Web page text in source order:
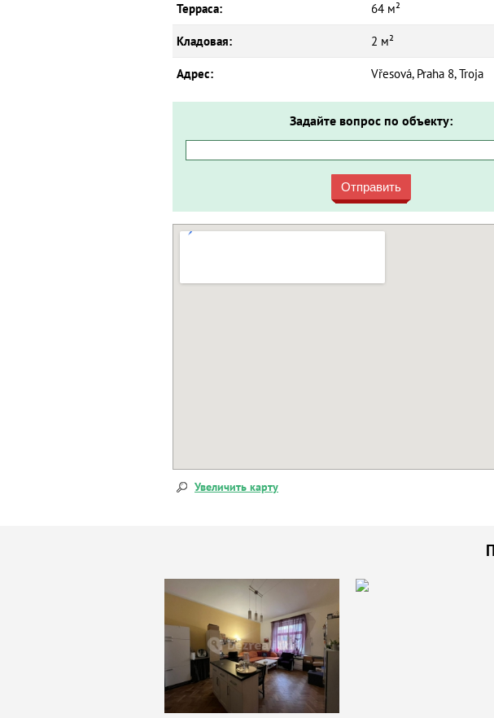
Терраса: 64 м²
Кладовая: 2 м²
Адрес: Vřesová, Praha 8, Troja
Задайте вопрос по объекту:
Отправить
Увеличить карту